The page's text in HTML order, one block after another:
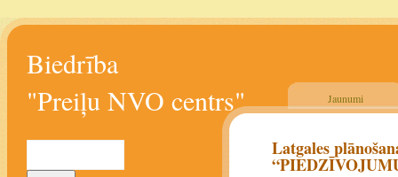
Biedrība
"Preiļu NVO centrs"
Jaunumi
Latgales